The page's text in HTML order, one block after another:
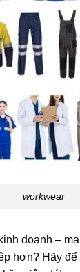
workwear
doanh –
hơn? Hãy để